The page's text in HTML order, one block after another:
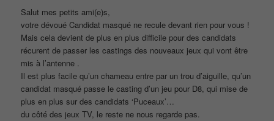
Salut mes petits ami(e)s,
votre dévoué Candidat masqué ne recule devant rien pour vous !
Mais cela devient de plus en plus difficile pour des candidats
récurent de passer les castings des nouveaux jeux qui vont être
mis à l’antenne .
Il est plus facile qu’un chameau entre par un trou d’aiguille, qu’un
candidat masqué passe le casting d’un jeu pour D8, qui mise de
plus en plus sur des candidats ‘Puceaux’…
du côté des jeux TV, le reste ne nous regarde pas.